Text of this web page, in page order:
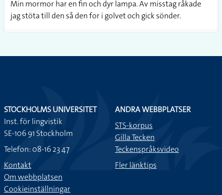
Min mormor har en fin och dyr lampa. Av misstag råkade
jag stöta till den så den for i golvet och gick sönder.
osäker på om jag ska våga berätta det för henne. Vilket
Min mormor fyller snart åttio år.
Kan du köpa lite påskris till min mormor?
Min farfar bor på tredje våningen och min mormor på
femte. Är det inte lustigt!
STOCKHOLMS UNIVERSITET
Inst. för lingvistik
SE-106 91 Stockholm
Telefon: 08-16 23 47
Kontakt
Om webbplatsen
Cookieinställningar
ANDRA WEBBPLATSER
STS-korpus
Gilla Tecken
Teckenspråksvideo
Fler länktips